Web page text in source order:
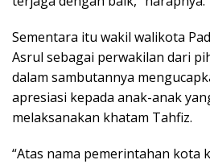
Sementara itu wakil walikota
Asrul sebagai perwakilan dari
dalam sambutannya
apresiasi kepada anak-anak
melaksanakan khatam Tahfiz.
“Atas nama pemerintahan kota